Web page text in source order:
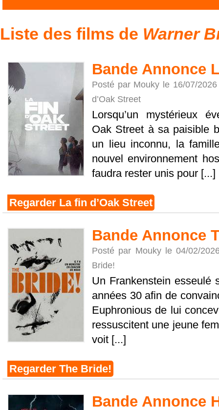
Liste des films de Warner
Bande Annonce
Posté par Mouky le 16/07/
d’Oak Street
Lorsqu’un mystérieux
Oak Street à sa paisible
un lieu inconnu, la
nouvel environnement
faudra rester unis pour [...]
Regarder La fin d’Oak Street
Bande Annonce
Posté par Mouky le 04/02/
Bride!
Un Frankenstein esseulé
années 30 afin de
Euphronious de lui
ressuscitent une jeune
voit [...]
Regarder The Bride!
Bande Annonce